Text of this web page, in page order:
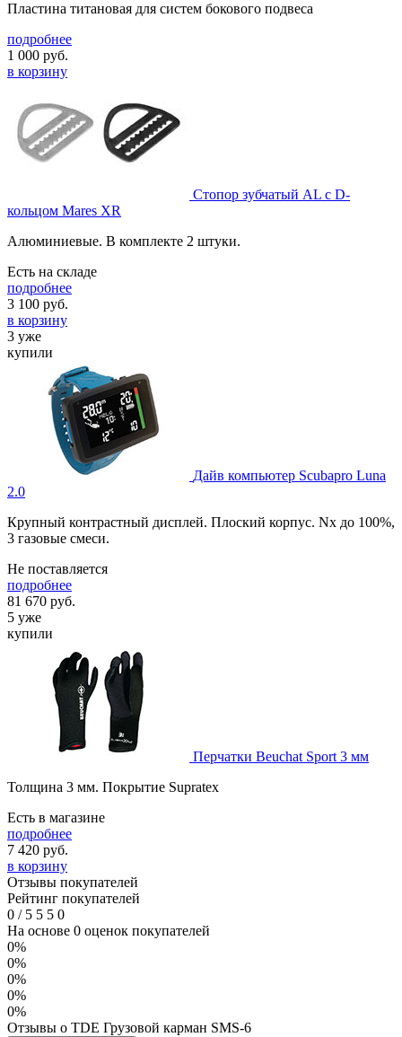
Пластина титановая для систем бокового подвеса
подробнее
1 000 руб.
в корзину
Стопор зубчатый AL с D-
кольцом Mares XR
Алюминиевые. В комплекте 2 штуки.
Есть на складе
подробнее
3 100 руб.
в корзину
3 уже
купили
Дайв компьютер Scubapro Luna
2.0
Крупный контрастный дисплей. Плоский корпус. Nx до 100%,
3 газовые смеси.
Не поставляется
подробнее
81 670 руб.
5 уже
купили
Перчатки Beuchat Sport 3 мм
Толщина 3 мм. Покрытие Supratex
Есть в магазине
подробнее
7 420 руб.
в корзину
Отзывы покупателей
Рейтинг покупателей
0 /5 5 5 0
На основе 0 оценок покупателей
0%
0%
0%
0%
0%
Отзывы о TDE Грузовой карман SMS-6